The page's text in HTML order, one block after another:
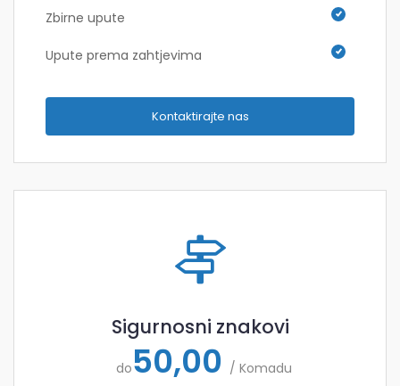
Zbirne upute
Upute prema zahtjevima
Kontaktirajte nas
Sigurnosni znakovi
do50,00 / Komadu